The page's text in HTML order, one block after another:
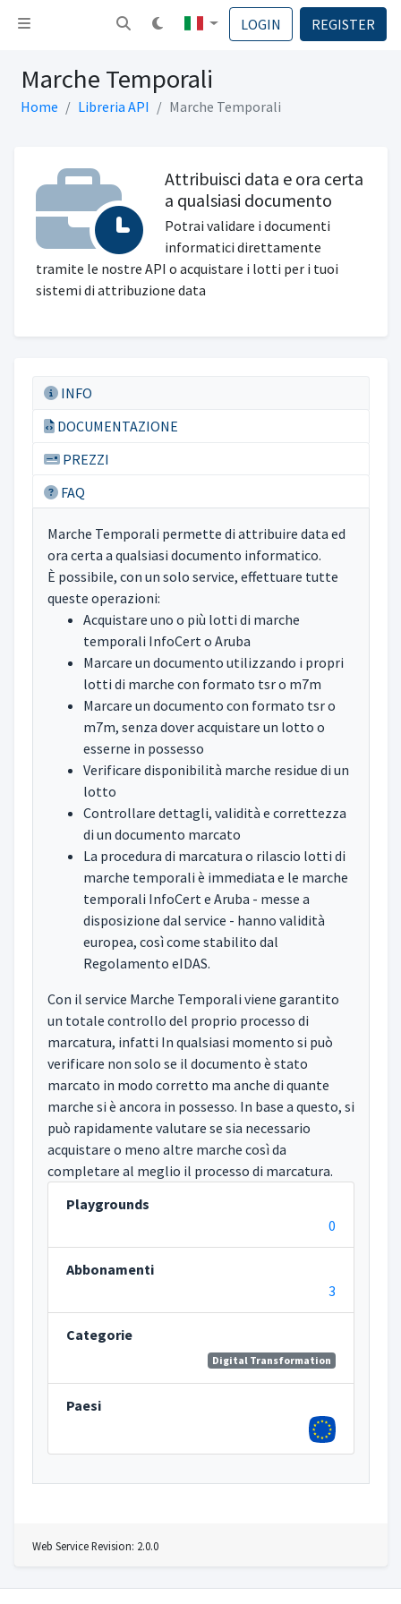
Attiva la navigazione LOGIN REGISTER
Marche Temporali
Home Libreria API Marche Temporali
Attribuisci data e ora certa
a qualsiasi documento
Potrai validare i documenti
informatici direttamente
tramite le nostre API o acquistare i lotti per i tuoi
sistemi di attribuzione data
INFO
DOCUMENTAZIONE
PREZZI
FAQ
Marche Temporali permette di attribuire data ed
ora certa a qualsiasi documento informatico.
È possibile, con un solo service, effettuare tutte
queste operazioni:
Acquistare uno o più lotti di marche
temporali InfoCert o Aruba
Marcare un documento utilizzando i propri
lotti di marche con formato tsr o m7m
Marcare un documento con formato tsr o
m7m, senza dover acquistare un lotto o
esserne in possesso
Verificare disponibilità marche residue di un
lotto
Controllare dettagli, validità e correttezza
di un documento marcato
La procedura di marcatura o rilascio lotti di
marche temporali è immediata e le marche
temporali InfoCert e Aruba - messe a
disposizione dal service - hanno validità
europea, così come stabilito dal
Regolamento eIDAS.
Con il service Marche Temporali viene garantito
un totale controllo del proprio processo di
marcatura, infatti In qualsiasi momento si può
verificare non solo se il documento è stato
marcato in modo corretto ma anche di quante
marche si è ancora in possesso. In base a questo, si
può rapidamente valutare se sia necessario
acquistare o meno altre marche così da
completare al meglio il processo di marcatura.
Playgrounds
0
Abbonamenti
3
Categorie
Digital Transformation
Paesi
Web Service Revision: 2.0.0